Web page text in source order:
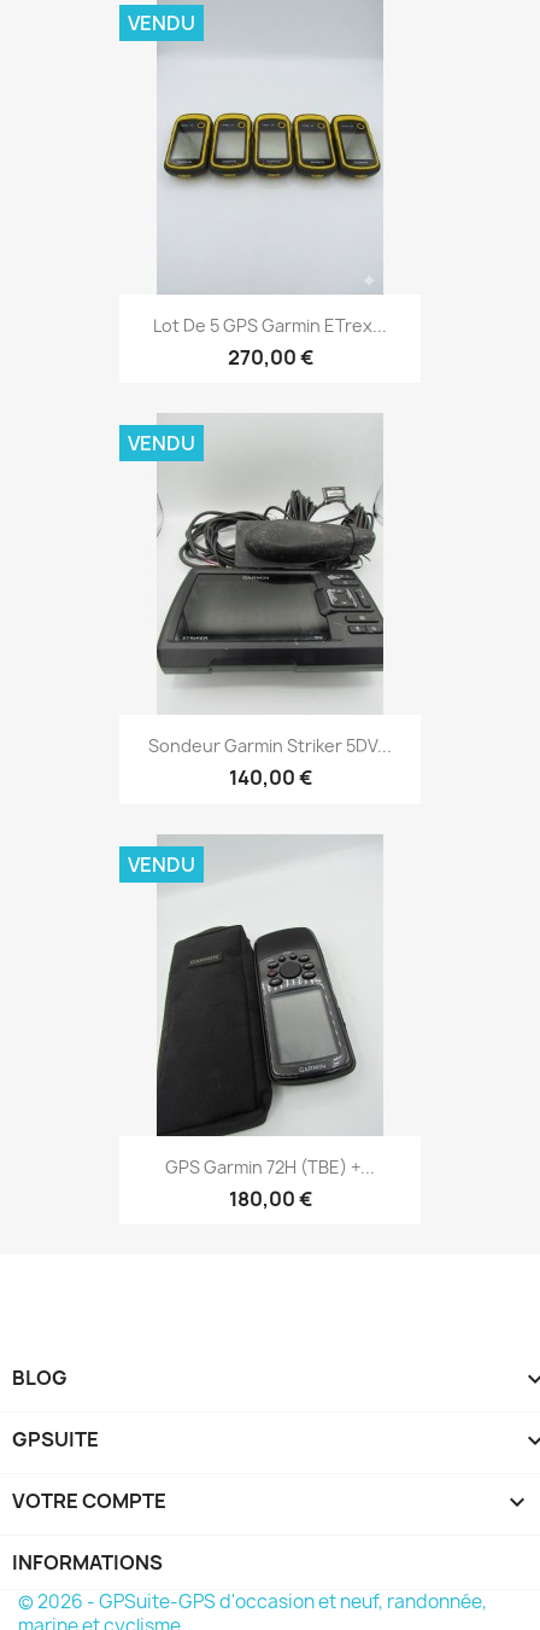
Aperçu rapide
Lot De 5 GPS Garmin ETrex...
270,00 €
VENDU
Aperçu rapide
Sondeur Garmin Striker 5DV...
140,00 €
VENDU
Aperçu rapide
GPS Garmin 72H (TBE) +...
180,00 €
VENDU
BLOG
GPSUITE
VOTRE COMPTE 
INFORMATIONS
© 2026 - GPSuite-GPS d'occasion et neuf, randonnée,